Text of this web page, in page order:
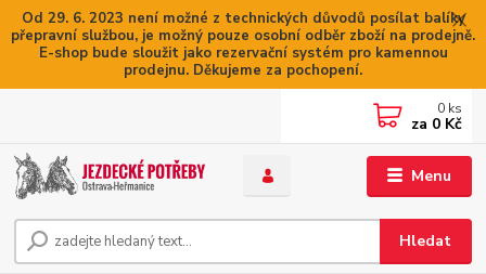
Od 29. 6. 2023 není možné z technických důvodů posílat balíky
přepravní službou, je možný pouze osobní odběr zboží na prodejně.
E-shop bude sloužit jako rezervační systém pro kamennou
prodejnu. Děkujeme za pochopení.
Menu
Hledat
0 ks
za 0 Kč